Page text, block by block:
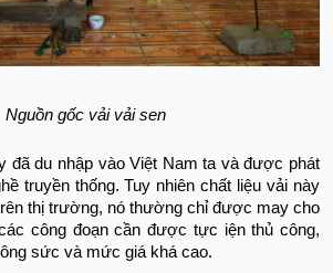
Nguồn gốc vải vải sen
đã du nhập vào Việt Nam ta và được phát
truyền thống. Tuy nhiên chất liệu vải này
thị trường, nó thường chỉ được may cho
công đoạn cần được tực iện thủ công,
sức và mức giá khá cao.